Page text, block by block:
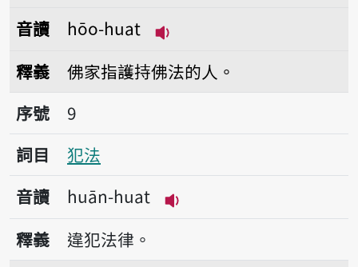
音讀
hōo-huat
釋義
佛家指護持佛法的人。
序號9犯法
序號
9
詞目
犯法
音讀
huān-huat
播放音讀huān-huat
釋義
違犯法律。